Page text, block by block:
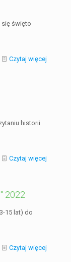
się święto
Czytaj więcej
historii
Czytaj więcej
2022
15 lat) do
Czytaj więcej